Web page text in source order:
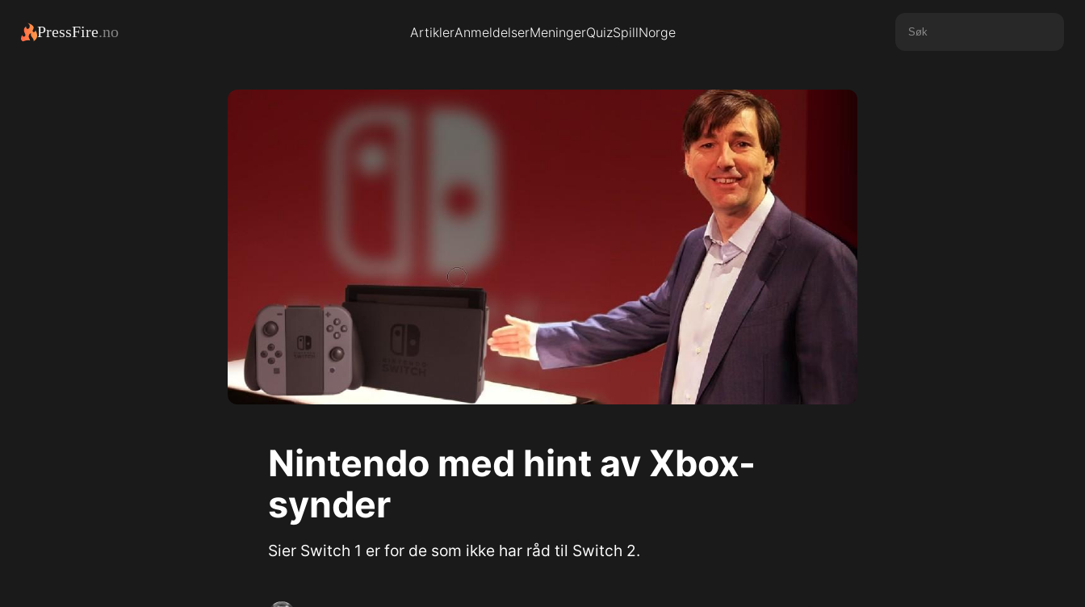
PressFire.no ArtiklerAnmeldelserMeningerQuizSpillNorge
Nintendo med hint av Xbox-
synder
Sier Switch 1 er for de som ikke har råd til Switch 2.